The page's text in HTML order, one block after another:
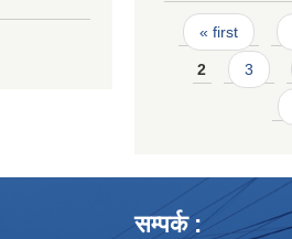
Pages
« first
2 3
सम्पर्क :